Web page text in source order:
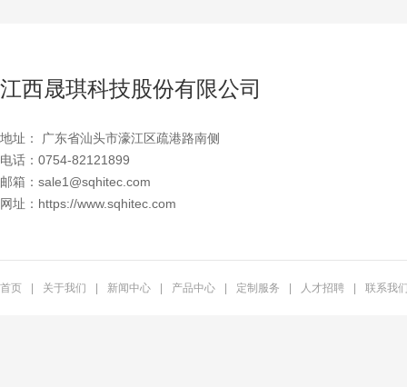
江西晟琪科技股份有限公司
地址： 广东省汕头市濠江区疏港路南侧
电话：0754-82121899
邮箱：sale1@sqhitec.com
网址：https://www.sqhitec.com
首页 关于我们 新闻中心 产品中心 定制服务 人才招聘 联系我